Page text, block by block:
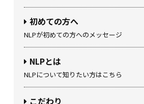
初めての方へ
NLPが初めての方へのメッセージ
NLPとは
NLPについて知りたい方はこちら
こだわり